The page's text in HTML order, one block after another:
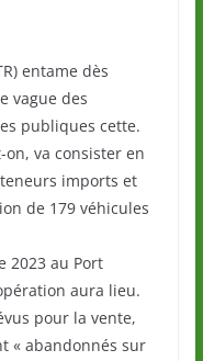
entame dès
vague des
publiques cette.
va consister en
imports et
de 179 véhicules
2023 au Port
aura lieu.
pour la vente,
« abandonnés sur